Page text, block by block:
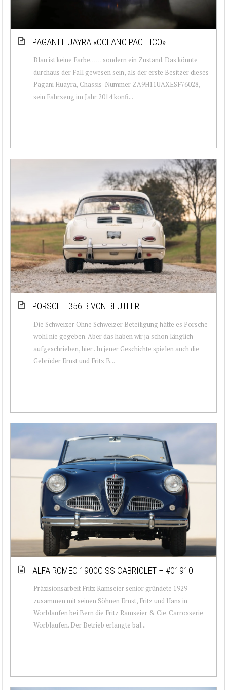
PAGANI HUAYRA «OCEANO PACIFICO»
Blau ist keine Farbe… … sondern ein Zustand. Das könnte
durchaus der Fall gewesen sein, als der erste Besitzer dieses
Pagani Huayra, Chassis-Nummer ZA9H11UAXESF76028,
sein Fahrzeug im Jahr 2014 konfi...
PORSCHE 356 B VON BEUTLER
Die Schweizer Ohne Schweizer Beteiligung hätte es Porsche
wohl nie gegeben. Aber das haben wir ja schon länglich
aufgeschrieben, hier . In jener Geschichte spielen auch die
Gebrüder Ernst und Fritz B...
ALFA ROMEO 1900C SS CABRIOLET – #01910
Präzisionsarbeit Fritz Ramseier senior gründete 1929
zusammen mit seinen Söhnen Ernst, Fritz und Hans in
Worblaufen bei Bern die Fritz Ramseier & Cie. Carrosserie
Worblaufen. Der Betrieb erlangte bal...